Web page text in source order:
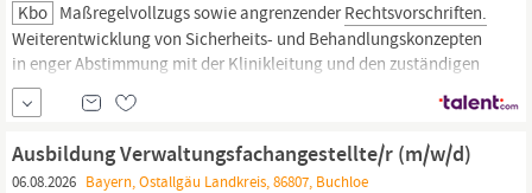
Kbo Maßregelvollzugs sowie angrenzenderRechtsvorschriften.
Weiterentwicklung von Sicherheits- und Behandlungskonzepten
in enger Abstimmung mit der Klinikleitung und den zuständigen
Behörden. Erstellung beziehungsweise Verantwortung für
forensisch-psychiatrische Gutachten und gerichtliche
Stellungnahmen. Zusammenarbeit und Weiterentwicklung
Kollegiale und...
Ausbildung Verwaltungsfachangestellte/r (m/w/d)
06.08.2026 Bayern, Ostallgäu Landkreis, 86807, Buchloe